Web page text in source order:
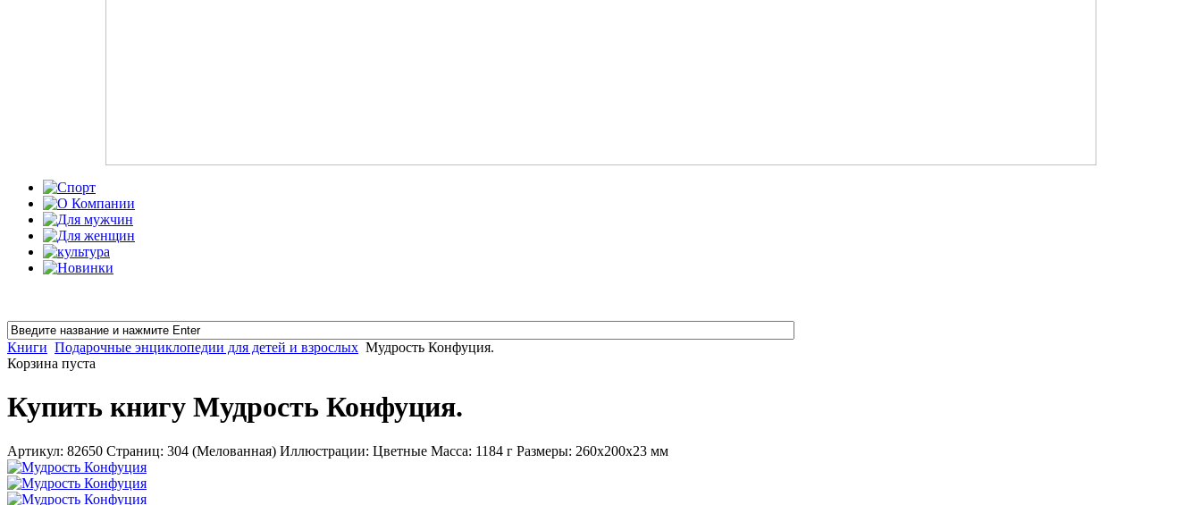
Книги Подарочные энциклопедии для детей и взрослых Мудрость Конфуция.
Корзина пуста
Купить книгу Мудрость Конфуция.
Артикул: 82650 Страниц: 304 (Мелованная) Иллюстрации: Цветные Масса: 1184 г Размеры: 260x200x23 мм